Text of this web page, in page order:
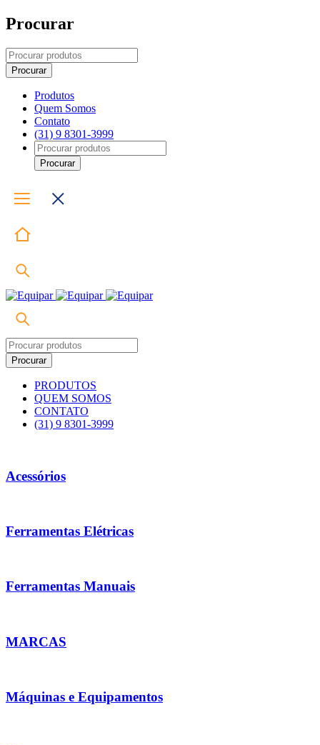
Procurar
Produtos
Quem Somos
Contato
(31) 9 8301-3999
PRODUTOS
QUEM SOMOS
CONTATO
(31) 9 8301-3999
Acessórios
Ferramentas Elétricas
Ferramentas Manuais
MARCAS
Máquinas e Equipamentos